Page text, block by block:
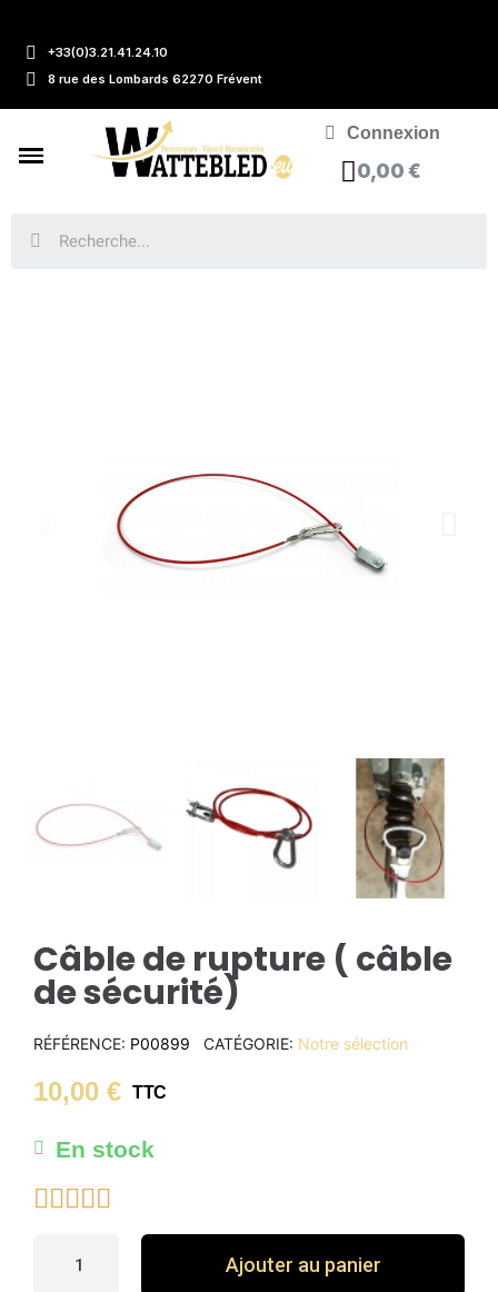
+33(0)3.21.41.24.10
8 rue des Lombards 62270 Frévent
Connexion
0,00 €
Câble de rupture ( câble
de sécurité)
RÉFÉRENCE P00899 CATÉGORIE Notre sélection
10,00 € TTC
En stock

Ajouter au panier